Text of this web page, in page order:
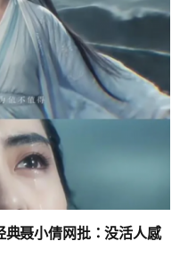
聂小倩网批：没活人感